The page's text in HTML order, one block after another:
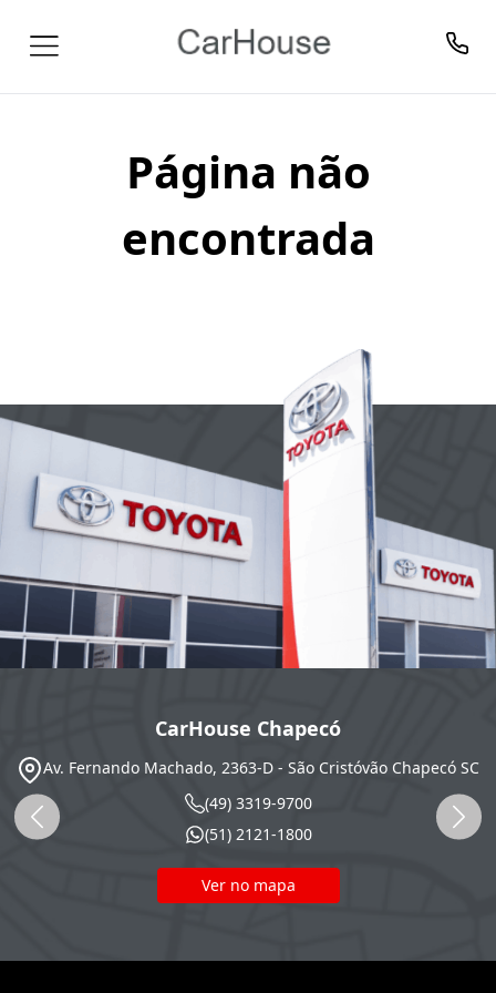
Página não
encontrada
CarHouse Chapecó
Av. Fernando Machado, 2363-D - São Cristóvão Chapecó SC
(49) 3319-9700
(51) 2121-1800
Ver no mapa